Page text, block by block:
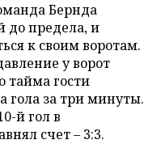
Бернда
до предела, и
к своим воротам.
у ворот
тайма гости
гола за три минуты.
й гол в
счет – 3:3.